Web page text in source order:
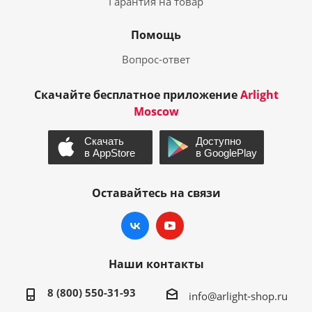
Помощь
Вопрос-ответ
Скачайте бесплатное приложениеArlight
Moscow
Оставайтесь на связи
Наши контакты
8 (800) 550-31-93 info@arlight-shop.ru